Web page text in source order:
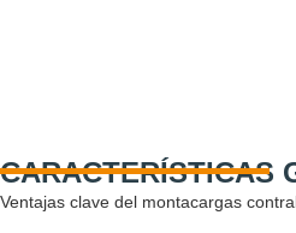
CARACTERÍSTICAS
Ventajas clave del montacargas